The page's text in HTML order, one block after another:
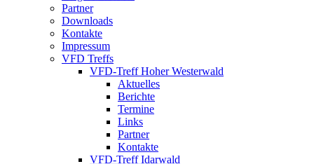
Partner
Downloads
Kontakte
Impressum
VFD Treffs
VFD-Treff Hoher Westerwald
Aktuelles
Berichte
Termine
Links
Partner
Kontakte
VFD-Treff Idarwald